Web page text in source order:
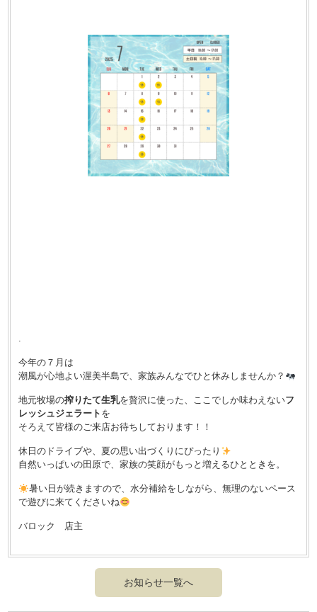
.
今年の７月は
潮風が心地よい渥美半島で、家族みんなでひと休みしませんか？
地元牧場の搾りたて生乳を贅沢に使った、ここでしか味わえないフ
レッシュジェラート を
そろえて皆様のご来店お待ちしております！！
休日のドライブや、夏の思い出づくりにぴったり
自然いっぱいの田原で、家族の笑顔がもっと増えるひとときを。
暑い日が続きますので、水分補給をしながら、無理のないペース
で遊びに来てくださいね
バロック 店主
お知らせ一覧へ